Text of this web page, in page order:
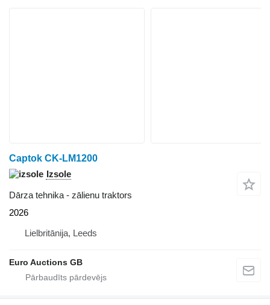
Captok CK-LM1200
Izsole
Dārza tehnika - zālienu traktors
2026
Lielbritānija, Leeds
Euro Auctions GB